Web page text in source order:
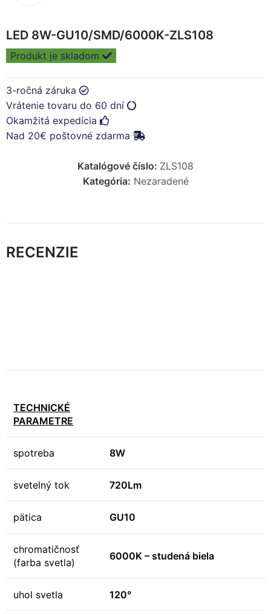
LED 8W-GU10/SMD/6000K-ZLS108
Produkt je skladom
3-ročná záruka
Vrátenie tovaru do 60 dní
Okamžitá expedícia
Nad 20€ poštovné zdarma
Katalógové číslo: ZLS108
Kategória: Nezaradené
RECENZIE
TECHNICKÉ
PARAMETRE
spotreba 8W
svetelný tok 720Lm
pätica GU10
chromatičnosť
(farba svetla)
6000K – studená biela
uhol svetla 120°